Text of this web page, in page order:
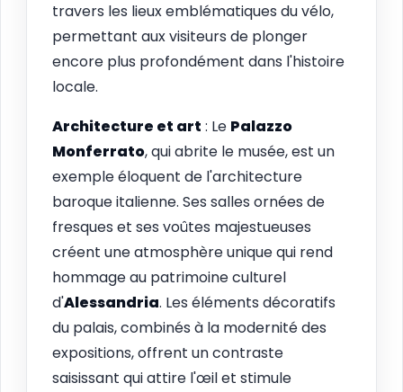
travers les lieux emblématiques du vélo,
permettant aux visiteurs de plonger
encore plus profondément dans l'histoire
locale.
Architecture et art : Le Palazzo
Monferrato, qui abrite le musée, est un
exemple éloquent de l'architecture
baroque italienne. Ses salles ornées de
fresques et ses voûtes majestueuses
créent une atmosphère unique qui rend
hommage au patrimoine culturel
d'Alessandria. Les éléments décoratifs
du palais, combinés à la modernité des
expositions, offrent un contraste
saisissant qui attire l'œil et stimule